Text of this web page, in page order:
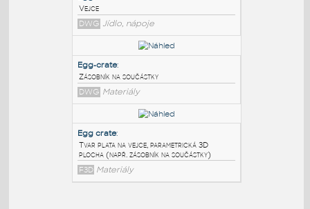
Dixons_Euclidean_eggs:
Tvary vejce - vajíčka
DWG
Vejce
DWG Jídlo, nápoje